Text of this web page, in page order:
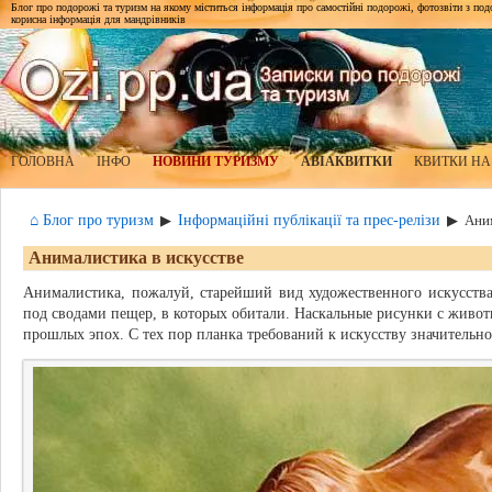
Блог про подорожі та туризм на якому міститься інформація про самостійні подорожі, фотозвіти з
корисна інформація для мандрівників
ГОЛОВНА ІНФО НОВИНИ ТУРИЗМУ АВІАКВИТКИ КВИТКИ
⌂ Блог про туризм ▶ Інформаційні публікації та прес-релізи ▶
Анималистика в искусстве
Анималистика, пожалуй, старейший вид художественного
под сводами пещер, в которых обитали. Наскальные рисунки с
прошлых эпох. С тех пор планка требований к искусству